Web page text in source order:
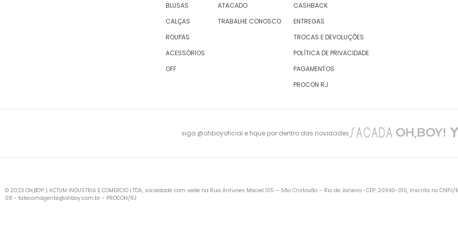
BLUSAS
CALÇAS
ROUPAS
ACESSÓRIOS
OFF
ATACADO
TRABALHE CONOSCO
CASHBACK
ENTREGAS
TROCAS E DEVOLUÇÕES
POLÍTICA DE PRIVACIDADE
PAGAMENTOS
PROCON RJ
siga @ohboyoficial e fique por dentro das novidades
© 2023 OH,BOY! | ACTUM INDUSTRIA E COMERCIO LTDA, sociedade com sede na Rua Antunes Maciel 105 – São Cristovão – Rio de Janeiro -CEP: 20940-010, inscrita no
08 - falecomagente@ohboy.com.br - PROCON/RJ